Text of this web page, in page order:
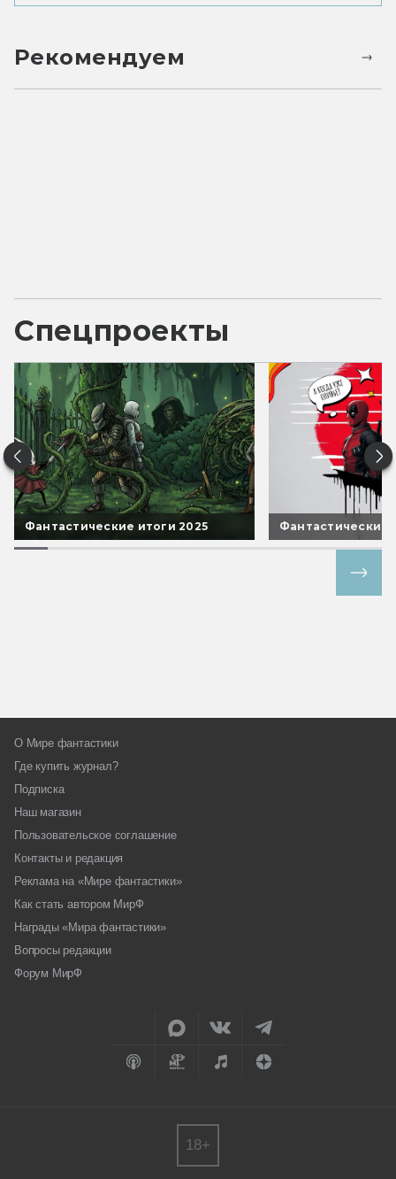
Рекомендуем
Спецпроекты
Фантастические итоги 2025 Фантастические
О Мире фантастики
Где купить журнал?
Подписка
Наш магазин
Пользовательское соглашение
Контакты и редакция
Реклама на «Мире фантастики»
Как стать автором МирФ
Награды «Мира фантастики»
Вопросы редакции
Форум МирФ
18+